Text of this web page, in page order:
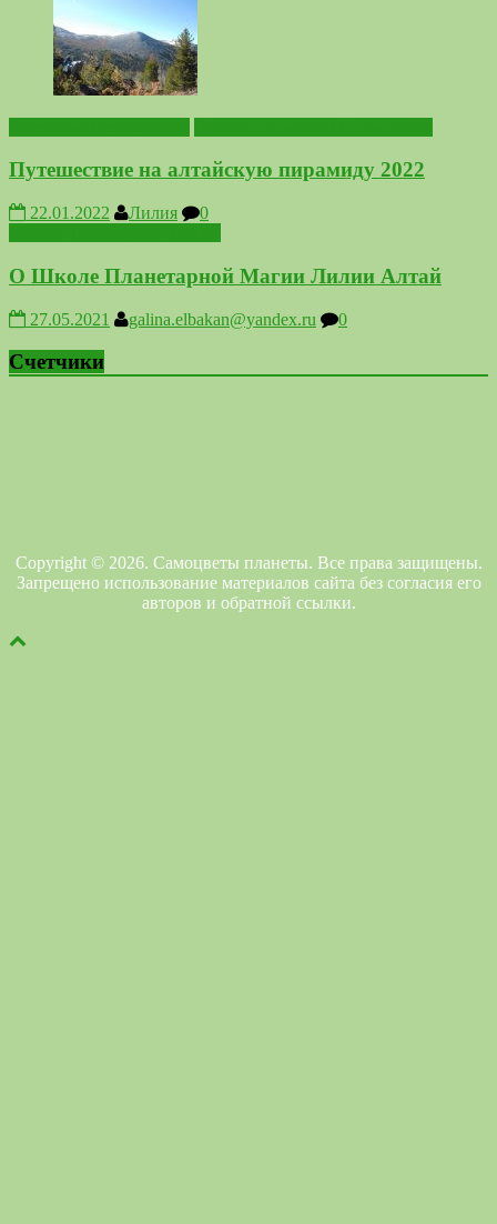
Путешествие на алтайскую пирамиду 2022
22.01.2022 Лилия
0
О Школе Планетарной Магии Лилии Алтай
27.05.2021 galina.elbakan@yandex.ru 0
Счетчики
Copyright © 2026. Самоцветы планеты. Все права защищены.
Запрещено использование материалов сайта без согласия его
авторов и обратной ссылки.